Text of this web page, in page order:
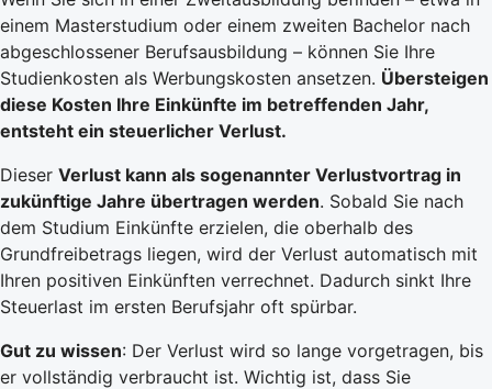
einem Masterstudium oder einem zweiten Bachelor nach
abgeschlossener Berufsausbildung – können Sie Ihre
Studienkosten als Werbungskosten ansetzen. Übersteigen
diese Kosten Ihre Einkünfte im betreffenden Jahr,
entsteht ein steuerlicher Verlust.
Dieser Verlust kann als sogenannter Verlustvortrag in
zukünftige Jahre übertragen werden. Sobald Sie nach
dem Studium Einkünfte erzielen, die oberhalb des
Grundfreibetrags liegen, wird der Verlust automatisch mit
Ihren positiven Einkünften verrechnet. Dadurch sinkt Ihre
Steuerlast im ersten Berufsjahr oft spürbar.
Gut zu wissen: Der Verlust wird so lange vorgetragen, bis
er vollständig verbraucht ist. Wichtig ist, dass Sie